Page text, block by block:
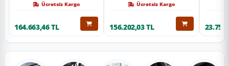
Ücretsiz Kargo
164.663,46 TL
Ücretsiz Kargo
156.202,03 TL